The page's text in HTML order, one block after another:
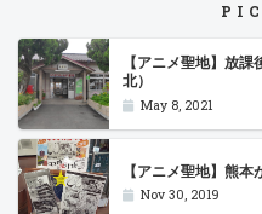
【アニメ聖地】放
北）
May 8, 2021
【アニメ聖地】熊
Nov 30, 2019